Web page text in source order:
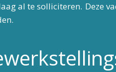
al te solliciteren. Deze